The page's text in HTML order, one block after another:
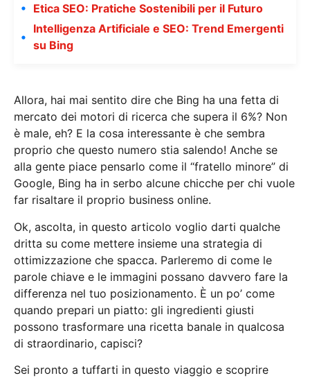
Etica SEO: Pratiche Sostenibili per il Futuro
Intelligenza Artificiale e SEO: Trend Emergenti
su Bing
Allora, hai mai sentito dire che Bing ha una fetta di
mercato dei motori di ricerca che supera il 6%? Non
è male, eh? E la cosa interessante è che sembra
proprio che questo numero stia salendo! Anche se
alla gente piace pensarlo come il “fratello minore” di
Google, Bing ha in serbo alcune chicche per chi vuole
far risaltare il proprio business online.
Ok, ascolta, in questo articolo voglio darti qualche
dritta su come mettere insieme una strategia di
ottimizzazione che spacca. Parleremo di come le
parole chiave e le immagini possano davvero fare la
differenza nel tuo posizionamento. È un po’ come
quando prepari un piatto: gli ingredienti giusti
possono trasformare una ricetta banale in qualcosa
di straordinario, capisci?
Sei pronto a tuffarti in questo viaggio e scoprire